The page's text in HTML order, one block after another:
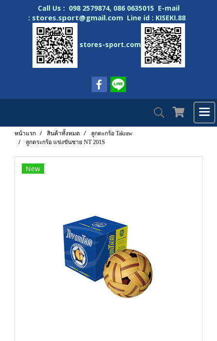
Call Us : 098 2579874, 086 0635015 E-mail
: stores.sport@gmail.com Line id : KISEKI.88
stores-sport.com
หน้าแรก สินค้าทั้งหมด
ลูกตะกร้อ Takraw
ลูกตระกร้อ แข่งขันชาย NT 201S
New